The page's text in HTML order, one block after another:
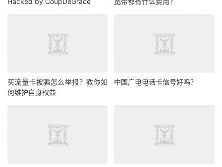
买流量卡被骗怎么举报？教你如
何维护自身权益
中国广电电话卡信号好吗？